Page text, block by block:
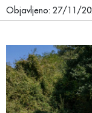
Objavljeno: 27/11/